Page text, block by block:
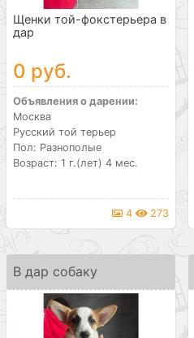
Щенки той-фокстерьера в
дар
0 руб.
Объявления о дарении:
Москва
Русский той терьер
Пол: Разнополые
Возраст: 1 г.(лет) 4 мес.
4 273
В дар собаку